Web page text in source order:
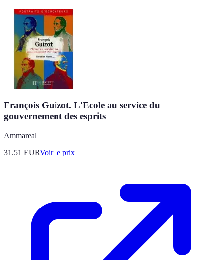
François Guizot. L'Ecole au service du
gouvernement des esprits
Ammareal
31.51 EURVoir le prix